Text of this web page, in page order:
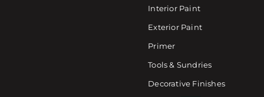
Interior Paint
Exterior Paint
Primer
Tools & Sundries
Decorative Finishes